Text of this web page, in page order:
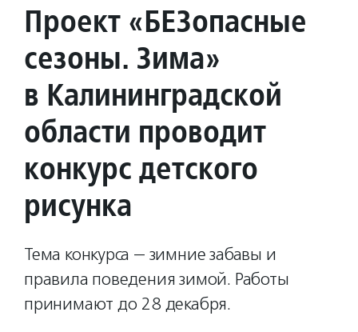
Проект «БЕЗопасные
сезоны. Зима»
в Калининградской
области проводит
конкурс детского
рисунка
Тема конкурса — зимние забавы и
правила поведения зимой. Работы
принимают до 28 декабря.